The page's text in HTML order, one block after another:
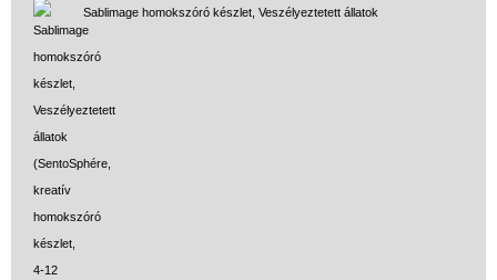
Sablimage homokszóró készlet, Veszélyeztetett állatok